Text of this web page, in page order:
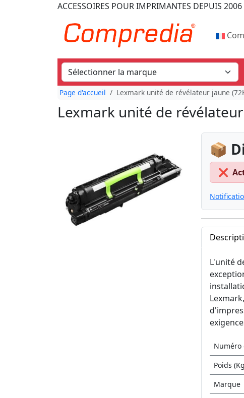
ACCESSOIRES POUR IMPRIMANTES DEPUIS 2006
Page d'accueil Lexmark unité de révélateur jaune
Lexmark unité de
📦
❌
L'unité
Numéro
Poids
Marque